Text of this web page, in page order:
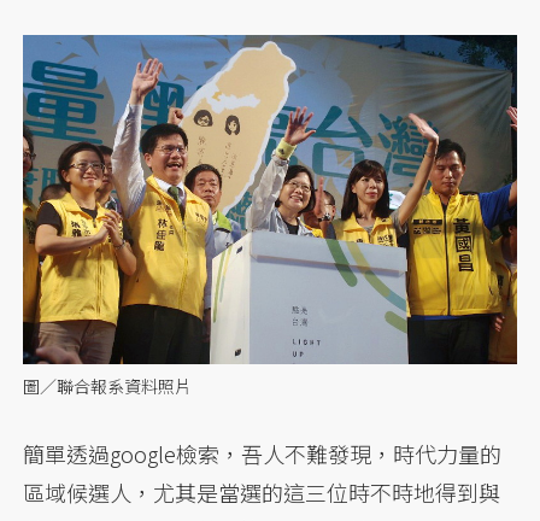
圖／聯合報系資料照片
簡單透過google檢索，吾人不難發現，時代力量的
區域候選人，尤其是當選的這三位時不時地得到與